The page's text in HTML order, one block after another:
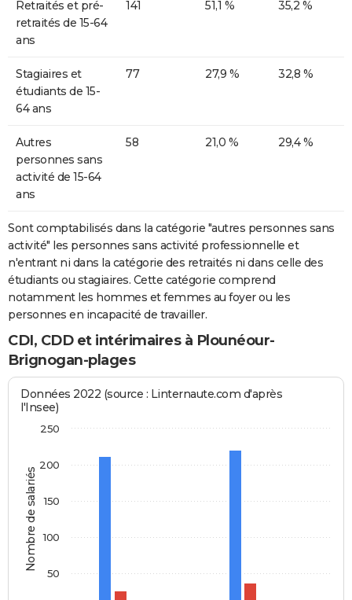
Retraités et pré-
retraités de 15-64
ans
141 51,1 % 35,2 %
Stagiaires et
étudiants de 15-
64 ans
77 27,9 % 32,8 %
Autres
personnes sans
activité de 15-64
ans
58 21,0 % 29,4 %
Sont comptabilisés dans la catégorie "autres personnes sans
activité" les personnes sans activité professionnelle et
n'entrant ni dans la catégorie des retraités ni dans celle des
étudiants ou stagiaires. Cette catégorie comprend
notamment les hommes et femmes au foyer ou les
personnes en incapacité de travailler.
CDI, CDD et intérimaires à Plounéour-
Brignogan-plages
Nombre de salariés
Données 2022 (source : Linternaute.com d'après
l'Insee)
50
100
150
200
250